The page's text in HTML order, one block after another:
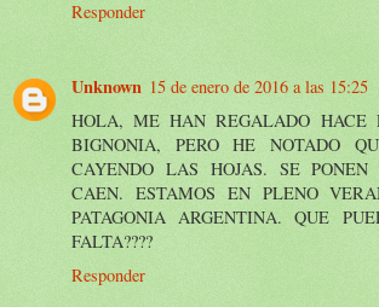
Responder
Unknown 15 de enero de 2016 a las 15:25
HOLA, ME HAN REGALADO HACE
BIGNONIA, PERO HE NOTADO
CAYENDO LAS HOJAS. SE
CAEN. ESTAMOS EN PLENO
PATAGONIA ARGENTINA. QUE
FALTA????
Responder